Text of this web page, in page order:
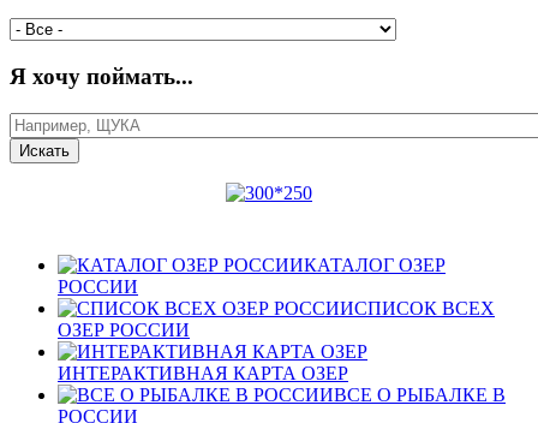
Я хочу поймать...
КАТАЛОГ ОЗЕР
РОССИИ
СПИСОК ВСЕХ
ОЗЕР РОССИИ
ИНТЕРАКТИВНАЯ КАРТА ОЗЕР
ВСЕ О РЫБАЛКЕ В
РОССИИ